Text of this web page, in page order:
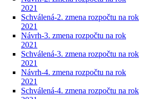
2021
Schválená-2. zmena rozpočtu na rok
2021
Návrh-3. zmena rozpočtu na rok
2021
Schválená-3. zmena rozpočtu na rok
2021
Návrh-4. zmena rozpočtu na rok
2021
Schválená-4. zmena rozpočtu na rok